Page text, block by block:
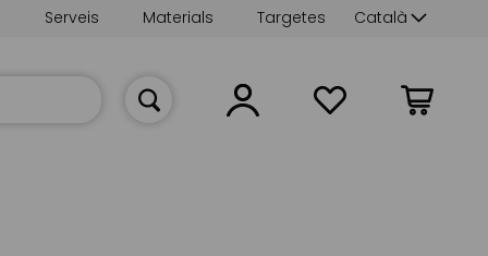
Language
Català
Targetes
Materials
Serveis
La meva